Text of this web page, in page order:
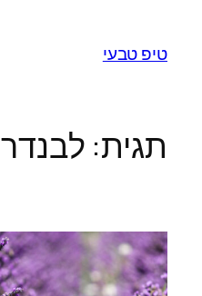
טיפ טבעי
תגית: לבנדר